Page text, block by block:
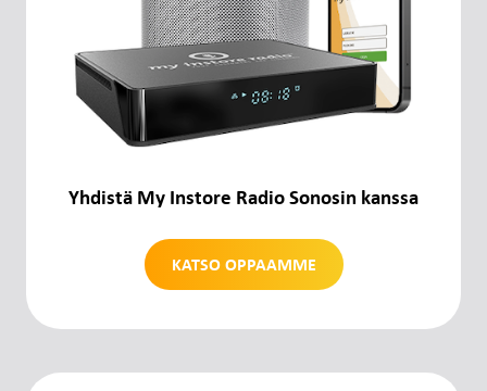
Yhdistä My Instore Radio Sonosin kanssa
KATSO OPPAAMME